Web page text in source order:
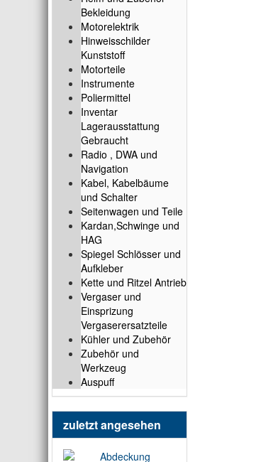
Bekleidung
Motorelektrik
Hinweisschilder
Kunststoff
Motorteile
Instrumente
Poliermittel
Inventar
Lagerausstattung
Gebraucht
Radio , DWA und
Navigation
Kabel, Kabelbäume
und Schalter
Seitenwagen und Teile
Kardan,Schwinge und
HAG
Spiegel Schlösser und
Aufkleber
Kette und Ritzel Antrieb
Vergaser und
Einsprizung
Vergaserersatzteile
Kühler und Zubehör
Zubehör und
Werkzeug
Auspuff
zuletzt angesehen